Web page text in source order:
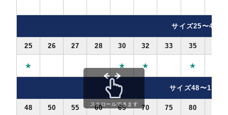
サイズ25〜46
25 26 27 28 30 32 33 35
★ ★ ★ ★
サイズ48〜130
48 50 55 60 65 70 75 80
スクロールできます